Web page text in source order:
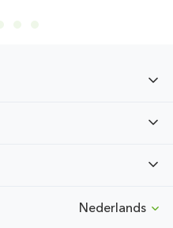
Nederlands